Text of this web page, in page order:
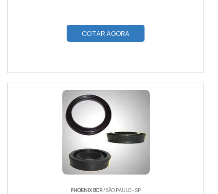
COTAR AGORA
PHOENIX BOR/ SÃO PAULO - SP